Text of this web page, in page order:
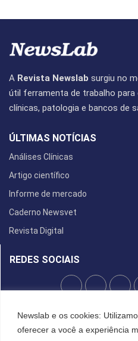
Newslab e os cookies:
oferecer a você a experiência
A Revista Newslab surgiu no
útil ferramenta de trabalho
clínicas, patologia e bancos de
ÚLTIMAS NOTÍCIAS
Análises Clínicas
Artigo científico
Informe de mercado
Caderno Newsvet
Revista Digital
REDES SOCIAIS
POLÍTICA DE PRIVACIDADE
Cookies